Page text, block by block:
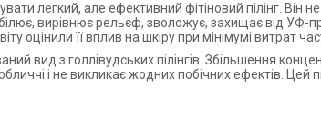
легкий, але ефективний фітіновий пілінг.
вирівнює рельєф, зволожує, захищає від УФ-
оцінили її вплив на шкіру при мінімумі витрат
вид з голлівудських пілінгів. Збільшення
і не викликає жодних побічних ефектів. Цей